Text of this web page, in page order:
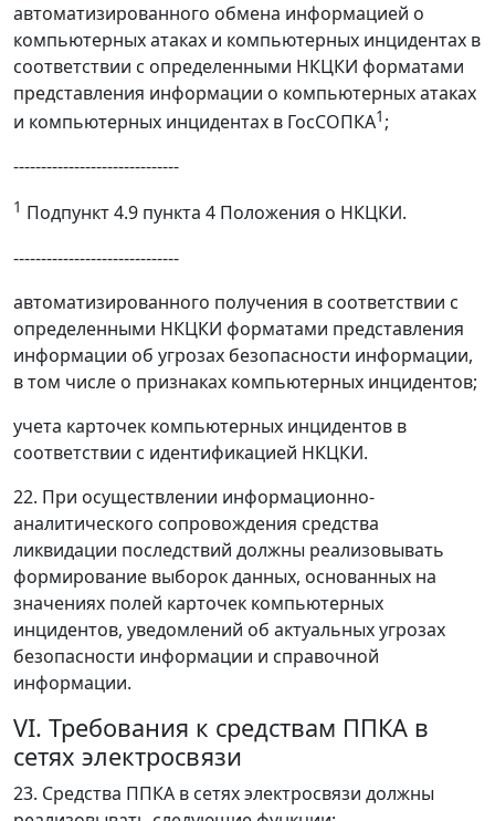
автоматизированного обмена информацией о
компьютерных атаках и компьютерных инцидентах в
соответствии с определенными НКЦКИ форматами
представления информации о компьютерных атаках
и компьютерных инцидентах в ГосСОПКА1;
------------------------------
1 Подпункт 4.9 пункта 4 Положения о НКЦКИ.
------------------------------
автоматизированного получения в соответствии с
определенными НКЦКИ форматами представления
информации об угрозах безопасности информации,
в том числе о признаках компьютерных инцидентов;
учета карточек компьютерных инцидентов в
соответствии с идентификацией НКЦКИ.
22. При осуществлении информационно-
аналитического сопровождения средства
ликвидации последствий должны реализовывать
формирование выборок данных, основанных на
значениях полей карточек компьютерных
инцидентов, уведомлений об актуальных угрозах
безопасности информации и справочной
информации.
VI. Требования к средствам ППКА в
сетях электросвязи
23. Средства ППКА в сетях электросвязи должны